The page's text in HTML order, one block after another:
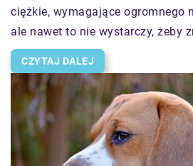
ciężkie, wymagające ogromnego
ale nawet to nie wystarczy, żeby
CZYTAJ DALEJ